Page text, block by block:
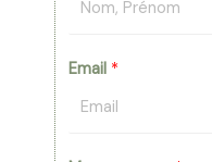
Email *